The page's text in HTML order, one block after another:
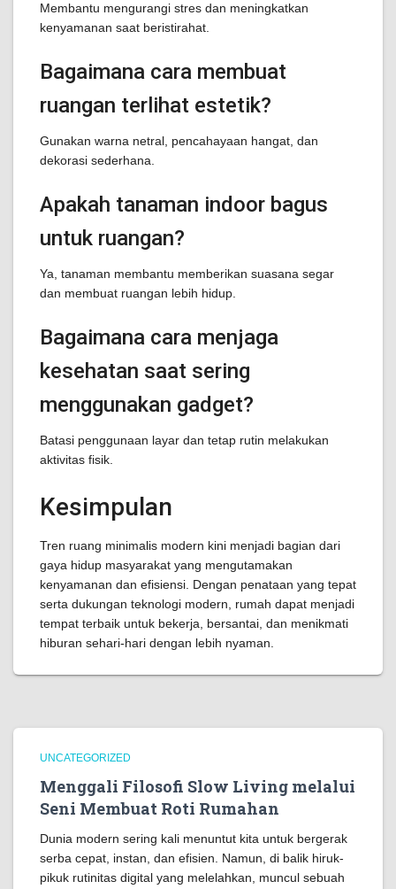
Membantu mengurangi stres dan meningkatkan
kenyamanan saat beristirahat.
Bagaimana cara membuat
ruangan terlihat estetik?
Gunakan warna netral, pencahayaan hangat, dan
dekorasi sederhana.
Apakah tanaman indoor bagus
untuk ruangan?
Ya, tanaman membantu memberikan suasana segar
dan membuat ruangan lebih hidup.
Bagaimana cara menjaga
kesehatan saat sering
menggunakan gadget?
Batasi penggunaan layar dan tetap rutin melakukan
aktivitas fisik.
Kesimpulan
Tren ruang minimalis modern kini menjadi bagian dari
gaya hidup masyarakat yang mengutamakan
kenyamanan dan efisiensi. Dengan penataan yang tepat
serta dukungan teknologi modern, rumah dapat menjadi
tempat terbaik untuk bekerja, bersantai, dan menikmati
hiburan sehari-hari dengan lebih nyaman.
UNCATEGORIZED
Menggali Filosofi Slow Living melalui
Seni Membuat Roti Rumahan
Dunia modern sering kali menuntut kita untuk bergerak
serba cepat, instan, dan efisien. Namun, di balik hiruk-
pikuk rutinitas digital yang melelahkan, muncul sebuah